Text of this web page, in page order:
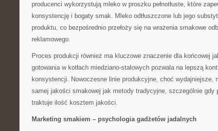
producenci wykorzystują mleko w proszku pełnotłuste, które
konsystencję i bogaty smak. Mleko odtłuszczone lub jego
produktu, co bezpośrednio przełoży się na wrażenia smakowe
reklamowego.
Proces produkcji również ma kluczowe znaczenie dla końcowej
gotowania w kotłach miedziano-stalowych pozwala na lepszą
konsystencji. Nowoczesne linie produkcyjne, choć wydajniejsze,
samej jakości smakowej jak metody tradycyjne, szczególnie gdy
traktuje ilość kosztem jakości.
Marketing smakiem – psychologia gadżetów jadalnych